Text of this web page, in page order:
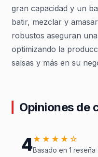
gran capacidad y un
batir, mezclar y
robustos aseguran
optimizando la
salsas y más en su
Opiniones de
4★★★★☆
Basado en 1